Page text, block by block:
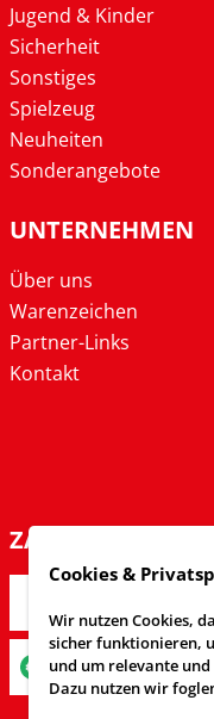
Jugend & Kinder
Sicherheit
Sonstiges
Spielzeug
Neuheiten
Sonderangebote
UNTERNEHMEN
Über uns
Warenzeichen
Partner-Links
Kontakt
ZAHLARTEN
Cookies &
Wir nutzen Cookies,
sicher funktionieren,
und um relevante
Dazu nutzen wir